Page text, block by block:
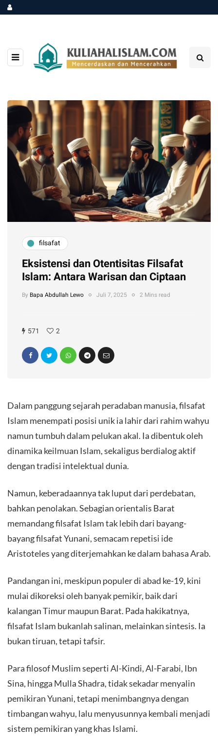
filsafat
Eksistensi dan Otentisitas Filsafat
Islam: Antara Warisan dan Ciptaan
By Bapa Abdullah Lewo Juli 7, 2025 2 Mins read
571 2
Dalam panggung sejarah peradaban manusia, filsafat
Islam menempati posisi unik ia lahir dari rahim wahyu
namun tumbuh dalam pelukan akal. Ia dibentuk oleh
dinamika keilmuan Islam, sekaligus berdialog aktif
dengan tradisi intelektual dunia.
Namun, keberadaannya tak luput dari perdebatan,
bahkan penolakan. Sebagian orientalis Barat
memandang filsafat Islam tak lebih dari bayang-
bayang filsafat Yunani, semacam repetisi ide
Aristoteles yang diterjemahkan ke dalam bahasa Arab.
Pandangan ini, meskipun populer di abad ke-19, kini
mulai dikoreksi oleh banyak pemikir, baik dari
kalangan Timur maupun Barat. Pada hakikatnya,
filsafat Islam bukanlah salinan, melainkan sintesis. Ia
bukan tiruan, tetapi tafsir.
Para filosof Muslim seperti Al-Kindi, Al-Farabi, Ibn
Sina, hingga Mulla Shadra, tidak sekadar menyalin
pemikiran Yunani, tetapi menimbangnya dengan
timbangan wahyu, lalu menyusunnya kembali menjadi
sistem pemikiran yang khas Islami.